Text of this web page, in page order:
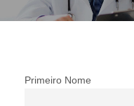
Primeiro Nome